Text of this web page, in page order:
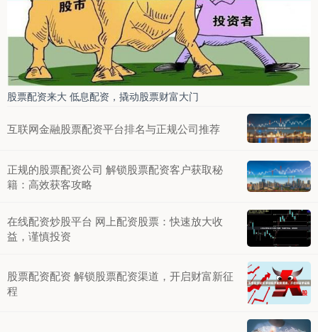
股票配资来大 低息配资，撬动股票财富大门
互联网金融股票配资平台排名与正规公司推荐
正规的股票配资公司 解锁股票配资客户获取秘
籍：高效获客攻略
在线配资炒股平台 网上配资股票：快速放大收
益，谨慎投资
股票配资配资 解锁股票配资渠道，开启财富新征
程